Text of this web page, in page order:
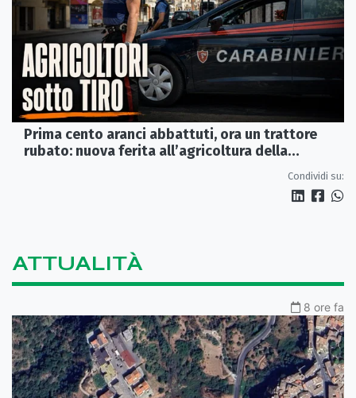
Prima cento aranci abbattuti, ora un trattore
rubato: nuova ferita all’agricoltura della
Condividi su:
ATTUALITÀ
8 ore fa